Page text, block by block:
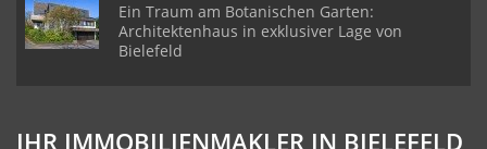
Ein Traum am Botanischen Garten:
Architektenhaus in exklusiver Lage von
Bielefeld
IHR IMMOBILIENMAKLER IN BIELEFELD